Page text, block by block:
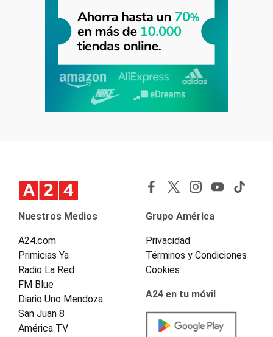
Nuestros Medios
A24.com
Primicias Ya
Radio La Red
FM Blue
Diario Uno Mendoza
San Juan 8
América TV
Grupo América
Privacidad
Términos y Condiciones
Cookies
A24 en tu móvil